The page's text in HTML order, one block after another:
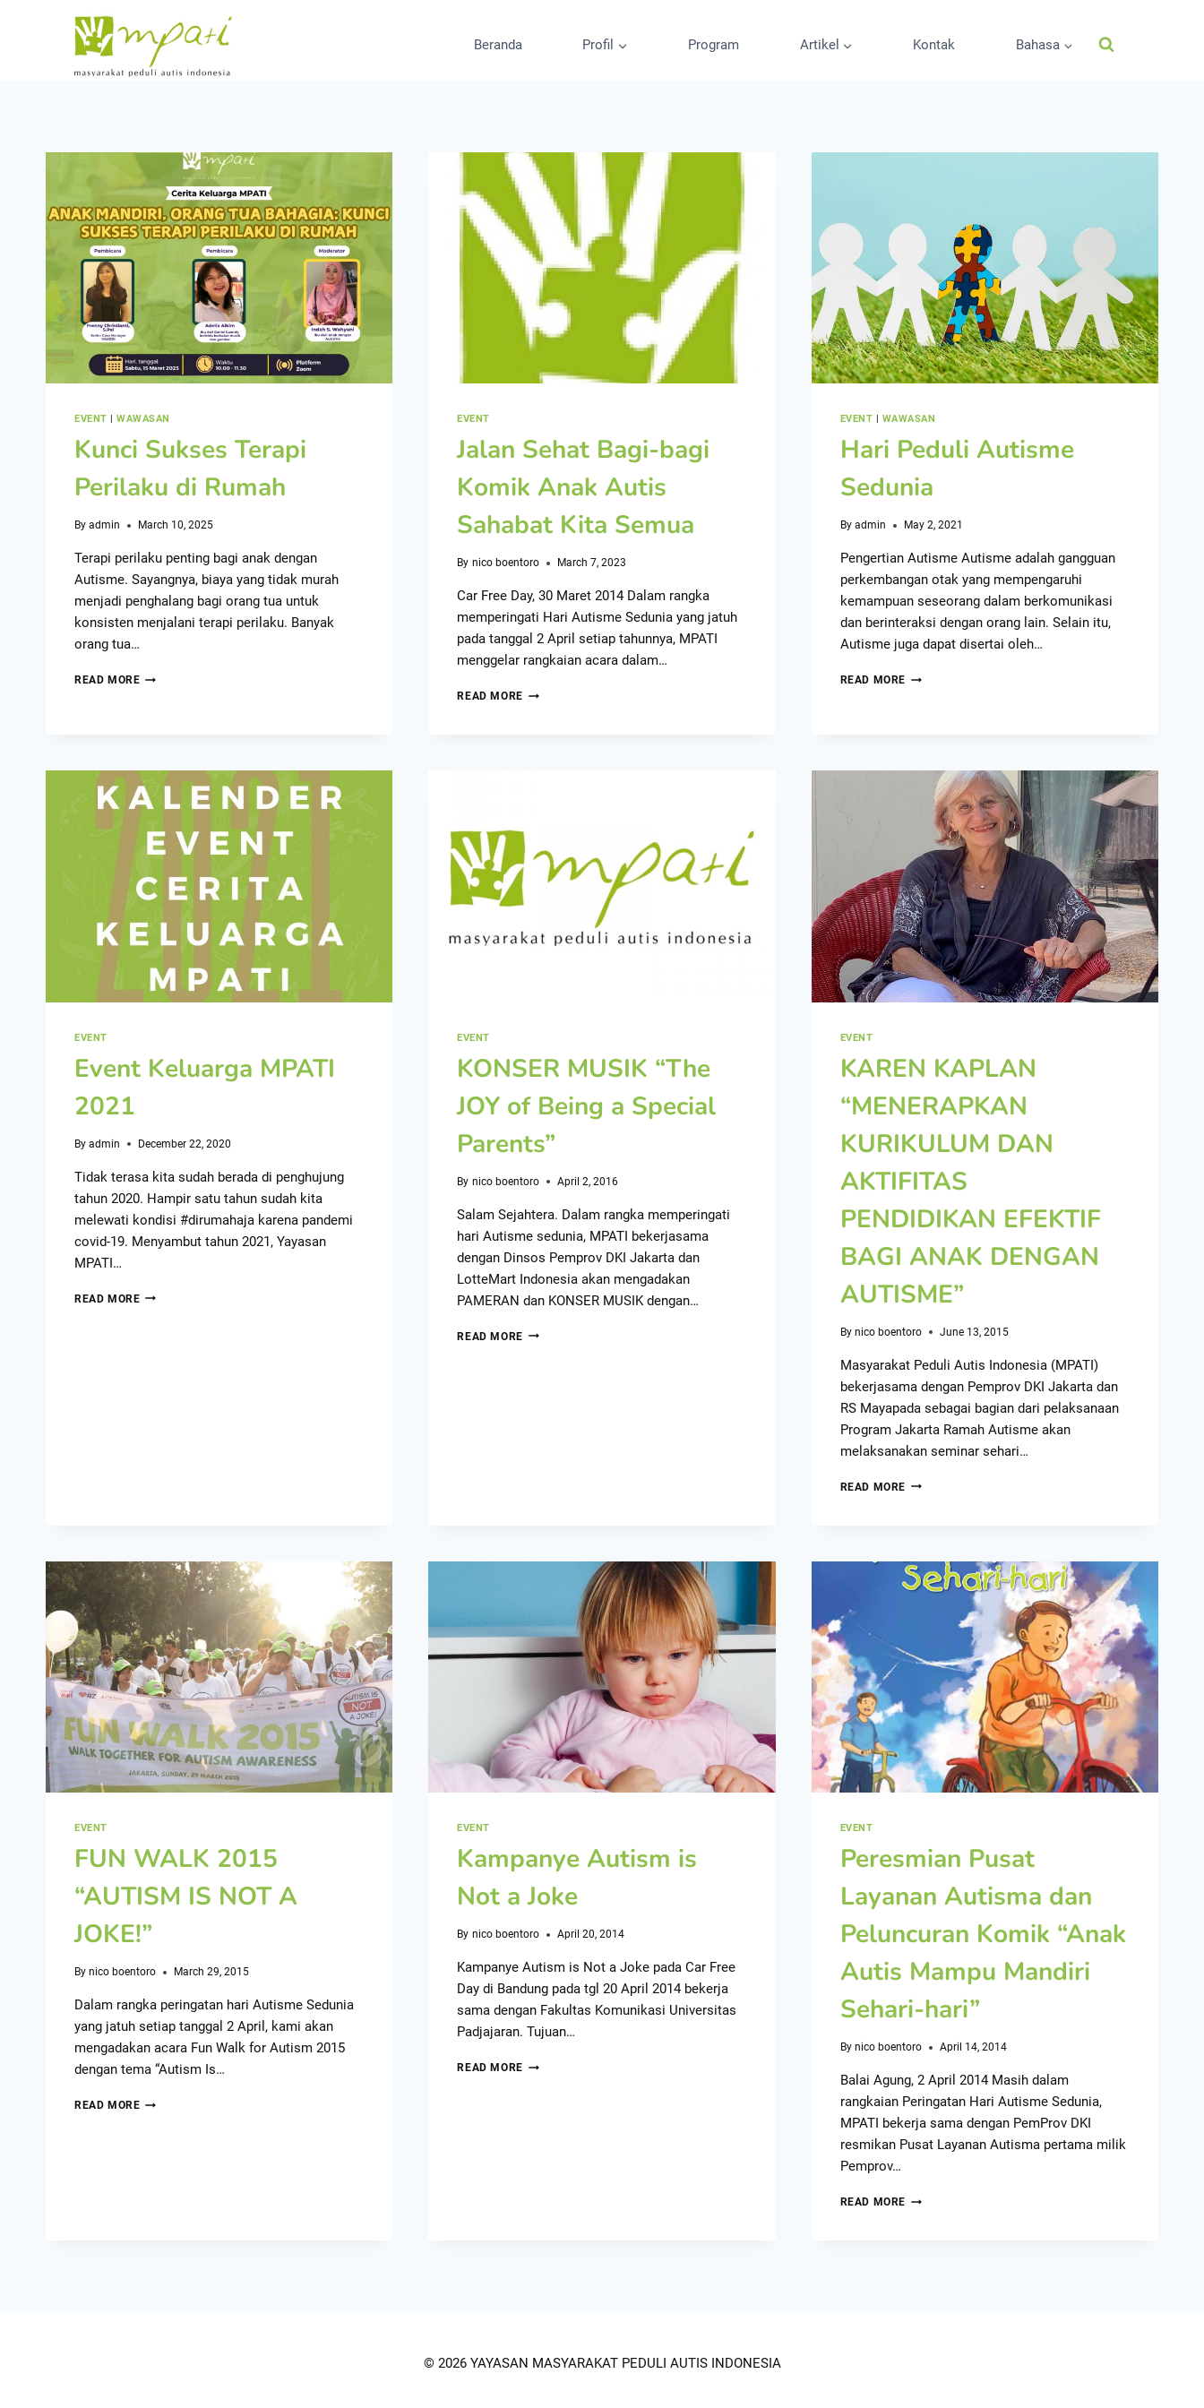
Beranda Profil Program Artikel Kontak Bahasa
EVENT |WAWASAN
Kunci Sukses Terapi
Perilaku di Rumah
By admin March 10, 2025
Terapi perilaku penting bagi anak dengan
Autisme. Sayangnya, biaya yang tidak murah
menjadi penghalang bagi orang tua untuk
konsisten menjalani terapi perilaku. Banyak
orang tua…
READ MORE
EVENT
Jalan Sehat Bagi-bagi
Komik Anak Autis
Sahabat Kita Semua
By nico boentoro March 7, 2023
Car Free Day, 30 Maret 2014 Dalam rangka
memperingati Hari Autisme Sedunia yang jatuh
pada tanggal 2 April setiap tahunnya, MPATI
menggelar rangkaian acara dalam…
READ MORE
EVENT WAWASAN
Hari Peduli Autisme
Sedunia
By admin May 2, 2021
Pengertian Autisme Autisme adalah gangguan
perkembangan otak yang mempengaruhi
kemampuan seseorang dalam berkomunikasi
dan berinteraksi dengan orang lain. Selain itu,
Autisme juga dapat disertai oleh…
READ MORE
EVENT
Event Keluarga MPATI
2021
By admin December 22, 2020
Tidak terasa kita sudah berada di penghujung
tahun 2020. Hampir satu tahun sudah kita
melewati kondisi #dirumahaja karena pandemi
covid-19. Menyambut tahun 2021, Yayasan
MPATI…
READ MORE
EVENT
KONSER MUSIK “The
JOY of Being a Special
Parents”
By nico boentoro April 2, 2016
Salam Sejahtera. Dalam rangka memperingati
hari Autisme sedunia, MPATI bekerjasama
dengan Dinsos Pemprov DKI Jakarta dan
LotteMart Indonesia akan mengadakan
PAMERAN dan KONSER MUSIK dengan…
READ MORE
EVENT
KAREN KAPLAN
“MENERAPKAN
KURIKULUM DAN
AKTIFITAS
PENDIDIKAN EFEKTIF
BAGI ANAK DENGAN
AUTISME”
By nico boentoro June 13, 2015
Masyarakat Peduli Autis Indonesia (MPATI)
bekerjasama dengan Pemprov DKI Jakarta dan
RS Mayapada sebagai bagian dari pelaksanaan
Program Jakarta Ramah Autisme akan
melaksanakan seminar sehari…
READ MORE
EVENT
FUN WALK 2015
“AUTISM IS NOT A
JOKE!”
By nico boentoro March 29, 2015
Dalam rangka peringatan hari Autisme Sedunia
yang jatuh setiap tanggal 2 April, kami akan
mengadakan acara Fun Walk for Autism 2015
dengan tema “Autism Is…
READ MORE
EVENT
Kampanye Autism is
Not a Joke
By nico boentoro April 20, 2014
Kampanye Autism is Not a Joke pada Car Free
Day di Bandung pada tgl 20 April 2014 bekerja
sama dengan Fakultas Komunikasi Universitas
Padjajaran. Tujuan…
READ MORE
EVENT
Peresmian Pusat
Layanan Autisma dan
Peluncuran Komik “Anak
Autis Mampu Mandiri
Sehari-hari”
By nico boentoro April 14, 2014
Balai Agung, 2 April 2014 Masih dalam
rangkaian Peringatan Hari Autisme Sedunia,
MPATI bekerja sama dengan PemProv DKI
resmikan Pusat Layanan Autisma pertama milik
Pemprov…
READ MORE
© 2026 YAYASAN MASYARAKAT PEDULI AUTIS INDONESIA